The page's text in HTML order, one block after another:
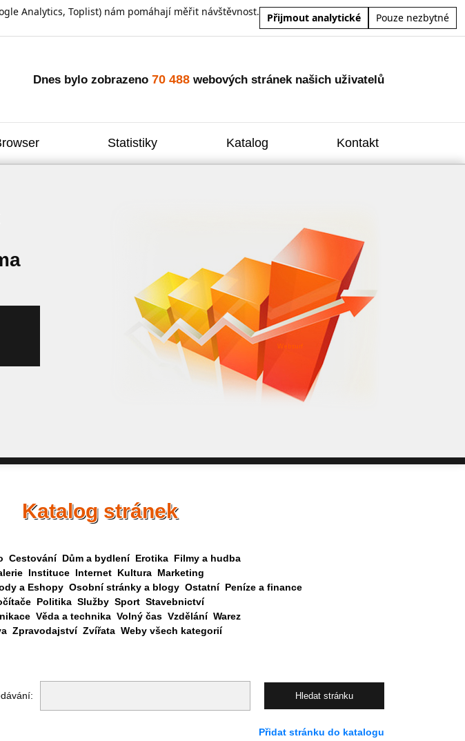
Analytics, Toplist) nám pomáhají měřit návštěvnost.
Přijmout analytické Pouze nezbytné
Dnes bylo zobrazeno 70 488 webových stránek našich uživatelů
Statistiky Katalog Kontakt
Katalog stránek
Cestování Dům a bydlení Erotika Filmy a hudba
Instituce Internet Kultura Marketing
a Eshopy Osobní stránky a blogy Ostatní Peníze a finance
Politika Služby Sport Stavebnictví
Věda a technika Volný čas Vzdělání Warez
Zpravodajství Zvířata Weby všech kategorií
Přidat stránku do katalogu